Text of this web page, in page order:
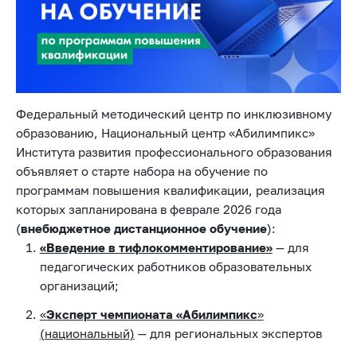
Федеральный методический центр по инклюзивному
образованию, Национальный центр «Абилимпикс»
Института развития профессионального образования
объявляет о старте набора на обучение по
программам повышения квалификации, реализация
которых запланирована в феврале 2026 года
(внебюджетное дистанционное обучение):
«Введение в тифлокомментирование»— для
педагогических работников образовательных
организаций;
«Эксперт чемпионата «Абилимпикс»
(национальный) — для региональных экспертов